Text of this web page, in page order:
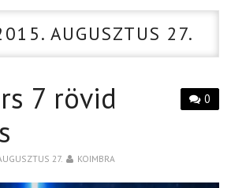
AUGUSZTUS 27.
0
7 rövid
27. KOIMBRA